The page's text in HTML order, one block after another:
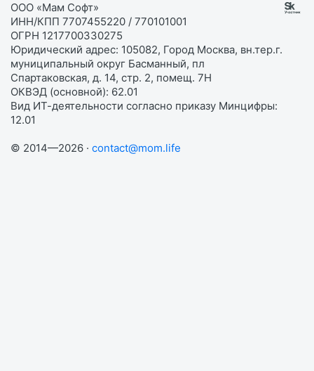
ООО «Мам Софт»
ИНН/КПП 7707455220 / 770101001
ОГРН 1217700330275
Юридический адрес: 105082, Город Москва, вн.тер.г.
муниципальный округ Басманный, пл
Спартаковская, д. 14, стр. 2, помещ. 7Н
ОКВЭД (основной): 62.01
Вид ИТ-деятельности согласно приказу Минцифры:
12.01
© 2014—2026 · contact@mom.life